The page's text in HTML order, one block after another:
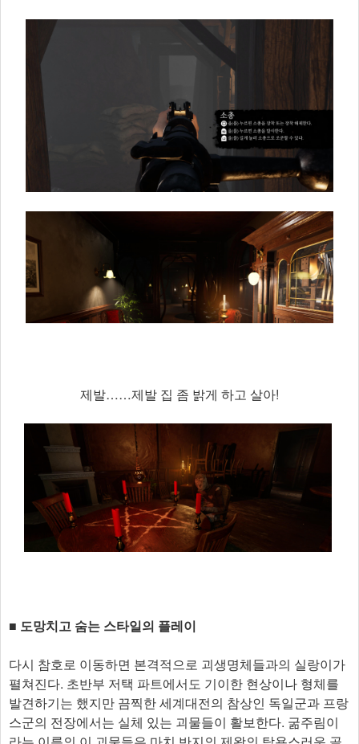
제발……제발 집 좀 밝게 하고 살아!
■ 도망치고 숨는 스타일의 플레이
다시 참호로 이동하면 본격적으로 괴생명체들과의 실랑이가
펼쳐진다. 초반부 저택 파트에서도 기이한 현상이나 형체를
발견하기는 했지만 끔찍한 세계대전의 참상인 독일군과 프랑
스군의 전장에서는 실체 있는 괴물들이 활보한다. 굶주림이